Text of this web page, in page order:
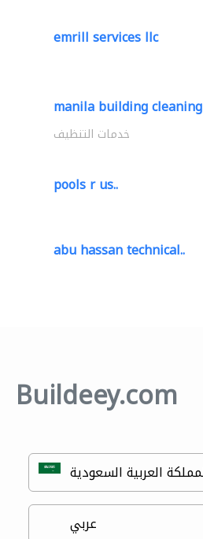
emrill services llc
manila building cleaning
خدمات التنظيف
pools r us..
abu hassan technical..
Buildeey.com